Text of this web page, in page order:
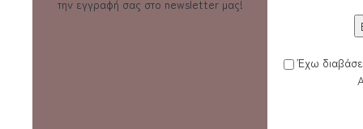
την εγγραφή σας στο newsletter μας!
Έχω